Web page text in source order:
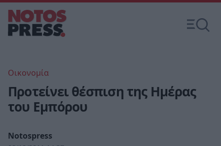
Οικονομία
Προτείνει θέσπιση της Ημέρας
του Εμπόρου
Notospress